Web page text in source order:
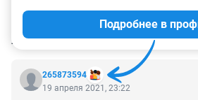
КОММЕНТАРИИ 5
265873594
Подробнее в
19 апреля 2021, 23:22